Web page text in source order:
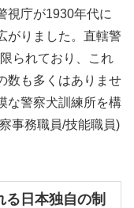
視庁が1930年代に
がりました。直轄警
られており、これ
数も多くはありませ
な警察犬訓練所を構
事務職員/技能職員)
日本独自の制